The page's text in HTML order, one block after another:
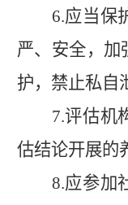
6.应当保
严、安全，加
护，禁止私自
7.评估机
估结论开展的
8.应参加